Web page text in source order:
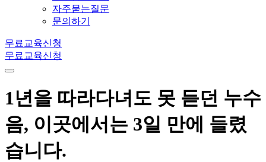
자주묻는질문
문의하기
무료교육신청
무료교육신청
1년을 따라다녀도 못 듣던 누수
음, 이곳에서는 3일 만에 들렸
습니다.